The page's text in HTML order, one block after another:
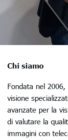
Chi siamo
Fondata nel
visione
avanzate per la
di valutare la
immagini con